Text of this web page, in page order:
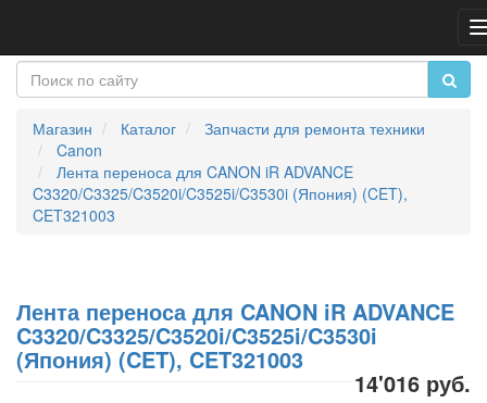
Магазин Каталог
Запчасти для ремонта техники
Canon
Лента переноса для CANON iR ADVANCE
C3320/C3325/C3520i/C3525i/C3530i (Япония) (CET),
CET321003
Лента переноса для CANON iR ADVANCE
C3320/C3325/C3520i/C3525i/C3530i
(Япония) (CET), CET321003
14'016 руб.